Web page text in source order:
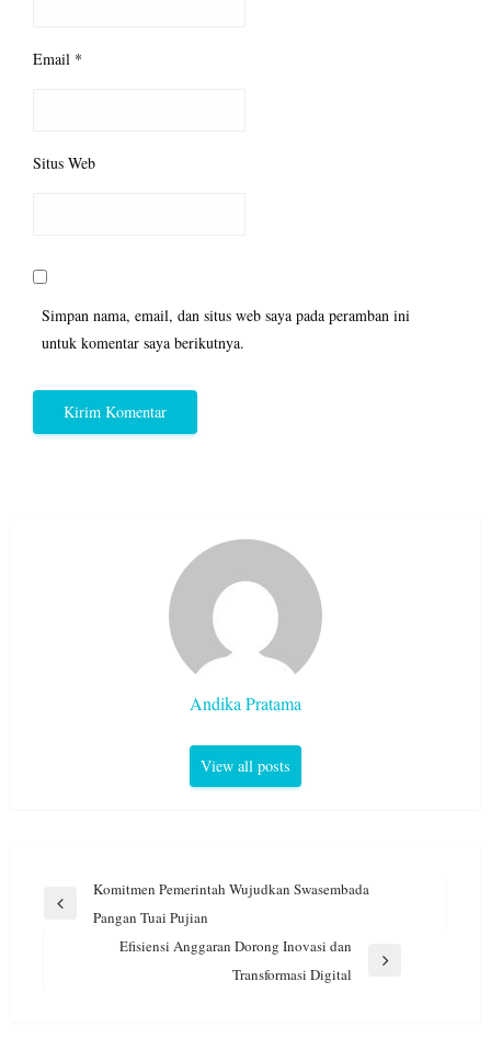
Email *
Situs Web
Simpan nama, email, dan situs web saya pada peramban ini
untuk komentar saya berikutnya.
Andika Pratama
View all posts
Navigasi
Previous
Komitmen Pemerintah Wujudkan Swasembada
Pangan Tuai Pujian
Efisiensi Anggaran Dorong Inovasi dan
Transformasi Digital